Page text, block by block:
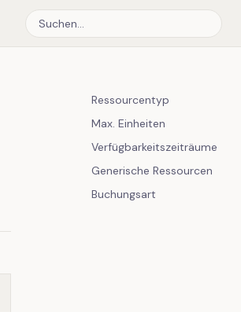
Ressourcentyp
Max. Einheiten
Verfügbarkeitszeiträume
Generische Ressourcen
Buchungsart